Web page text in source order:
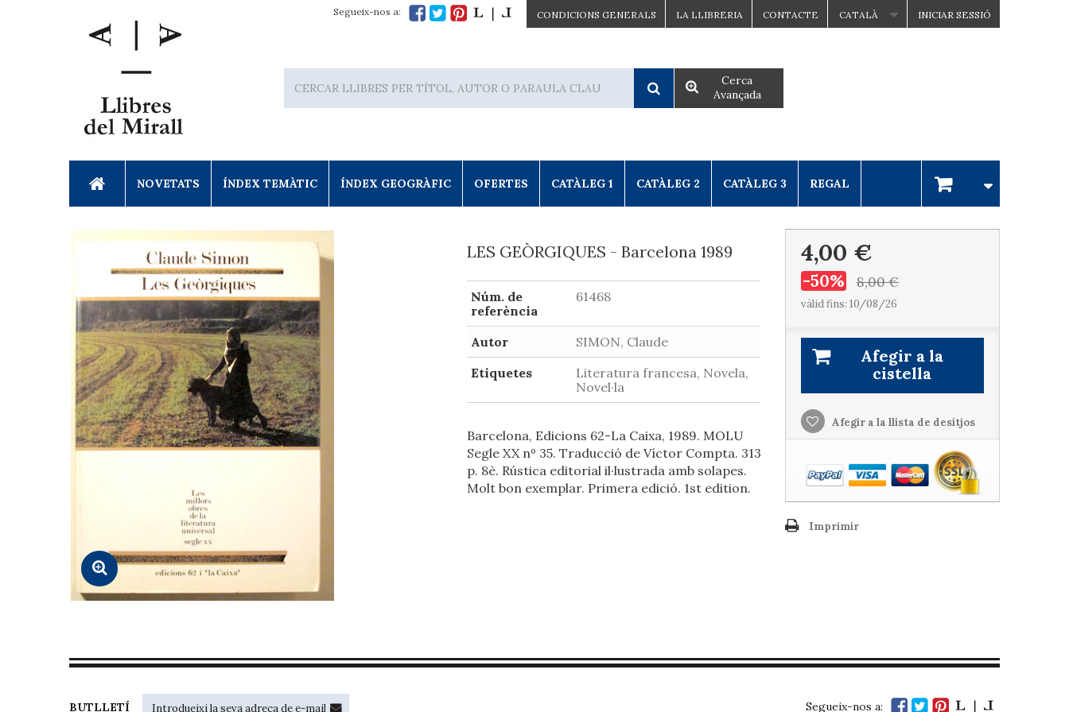
INICIAR SESSIÓ
CATALÀ
CONTACTE
LA LLIBRERIA
CONDICIONS GENERALS
Segueix-nos a:
Cerca
Avançada
NOVETATS ÍNDEX TEMÀTIC ÍNDEX GEOGRÀFIC OFERTES CATÀLEG 1 CATÀLEG 2 CATÀLEG 3 REGAL
LES GEÒRGIQUES - Barcelona 1989
Núm. de
referència
61468
Autor
SIMON, Claude
Etiquetes
Literatura francesa, Novela,
Novel·la
Barcelona, Edicions 62-La Caixa, 1989. MOLU
Segle XX nº 35. Traducció de Víctor Compta. 313
p. 8è. Rústica editorial il·lustrada amb solapes.
Molt bon exemplar. Primera edició. 1st edition.
4,00 €
-50% 8,00 €
vàlid fins: 10/08/26
Afegir a la
cistella
Afegir a la llista de desitjos
Imprimir
BUTLLETÍ Segueix-nos a: